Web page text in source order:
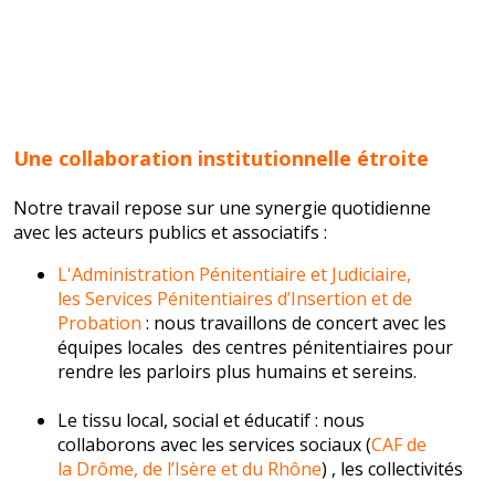
Une collaboration institutionnelle étroite
Notre travail repose sur une synergie quotidienne
avec les acteurs publics et associatifs :
L'Administration Pénitentiaire et Judiciaire,
les Services Pénitentiaires d’Insertion et de
Probation : nous travaillons de concert avec les
équipes locales des centres pénitentiaires pour
rendre les parloirs plus humains et sereins.
Le tissu local, social et éducatif : nous
collaborons avec les services sociaux (CAF de
la Drôme, de l’Isère et du Rhône) , les collectivités